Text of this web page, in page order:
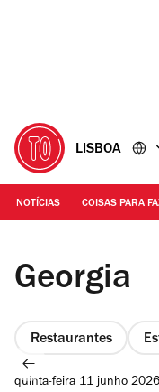
LISBOA
NOTÍCIAS COISAS PARA
Rita Chantre |
Georgia
Restaurantes
quinta-feira 11 junho 2026